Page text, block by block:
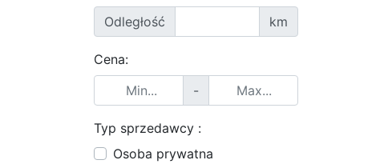
Odległość km
Cena:
-
Typ sprzedawcy :
Osoba prywatna